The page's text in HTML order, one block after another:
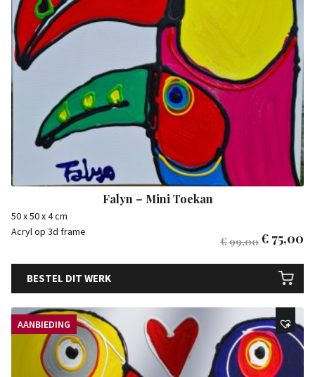
Falyn – Mini Toekan
50 x 50 x 4 cm
Acryl op 3d frame
€99,00€ 75,00
BESTEL DIT WERK
AANBIEDING